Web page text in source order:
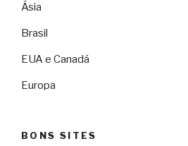
Ásia
Brasil
EUA e Canadá
Europa
BONS SITES